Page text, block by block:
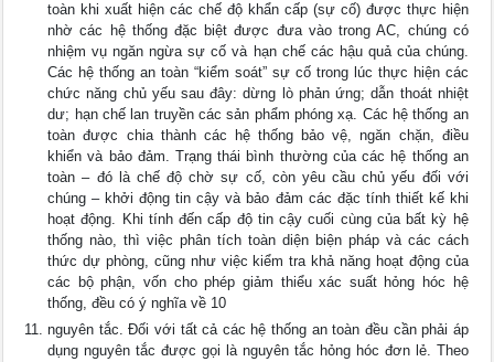
toàn khi xuất hiện các chế độ khẩn cấp (sự cố) được thực hiện
nhờ các hệ thống đặc biệt được đưa vào trong AC, chúng có
nhiệm vụ ngăn ngừa sự cố và hạn chế các hậu quả của chúng.
Các hệ thống an toàn “kiểm soát” sự cố trong lúc thực hiện các
chức năng chủ yếu sau đây: dừng lò phản ứng; dẫn thoát nhiệt
dư; hạn chế lan truyền các sản phẩm phóng xạ. Các hệ thống an
toàn được chia thành các hệ thống bảo vệ, ngăn chặn, điều
khiển và bảo đảm. Trạng thái bình thường của các hệ thống an
toàn – đó là chế độ chờ sự cố, còn yêu cầu chủ yếu đối với
chúng – khởi động tin cậy và bảo đảm các đặc tính thiết kế khi
hoạt động. Khi tính đến cấp độ tin cậy cuối cùng của bất kỳ hệ
thống nào, thì việc phân tích toàn diện biện pháp và các cách
thức dự phòng, cũng như việc kiểm tra khả năng hoạt động của
các bộ phận, vốn cho phép giảm thiểu xác suất hỏng hóc hệ
thống, đều có ý nghĩa về 10
nguyên tắc. Đối với tất cả các hệ thống an toàn đều cần phải áp
dụng nguyên tắc được gọi là nguyên tắc hỏng hóc đơn lẻ. Theo